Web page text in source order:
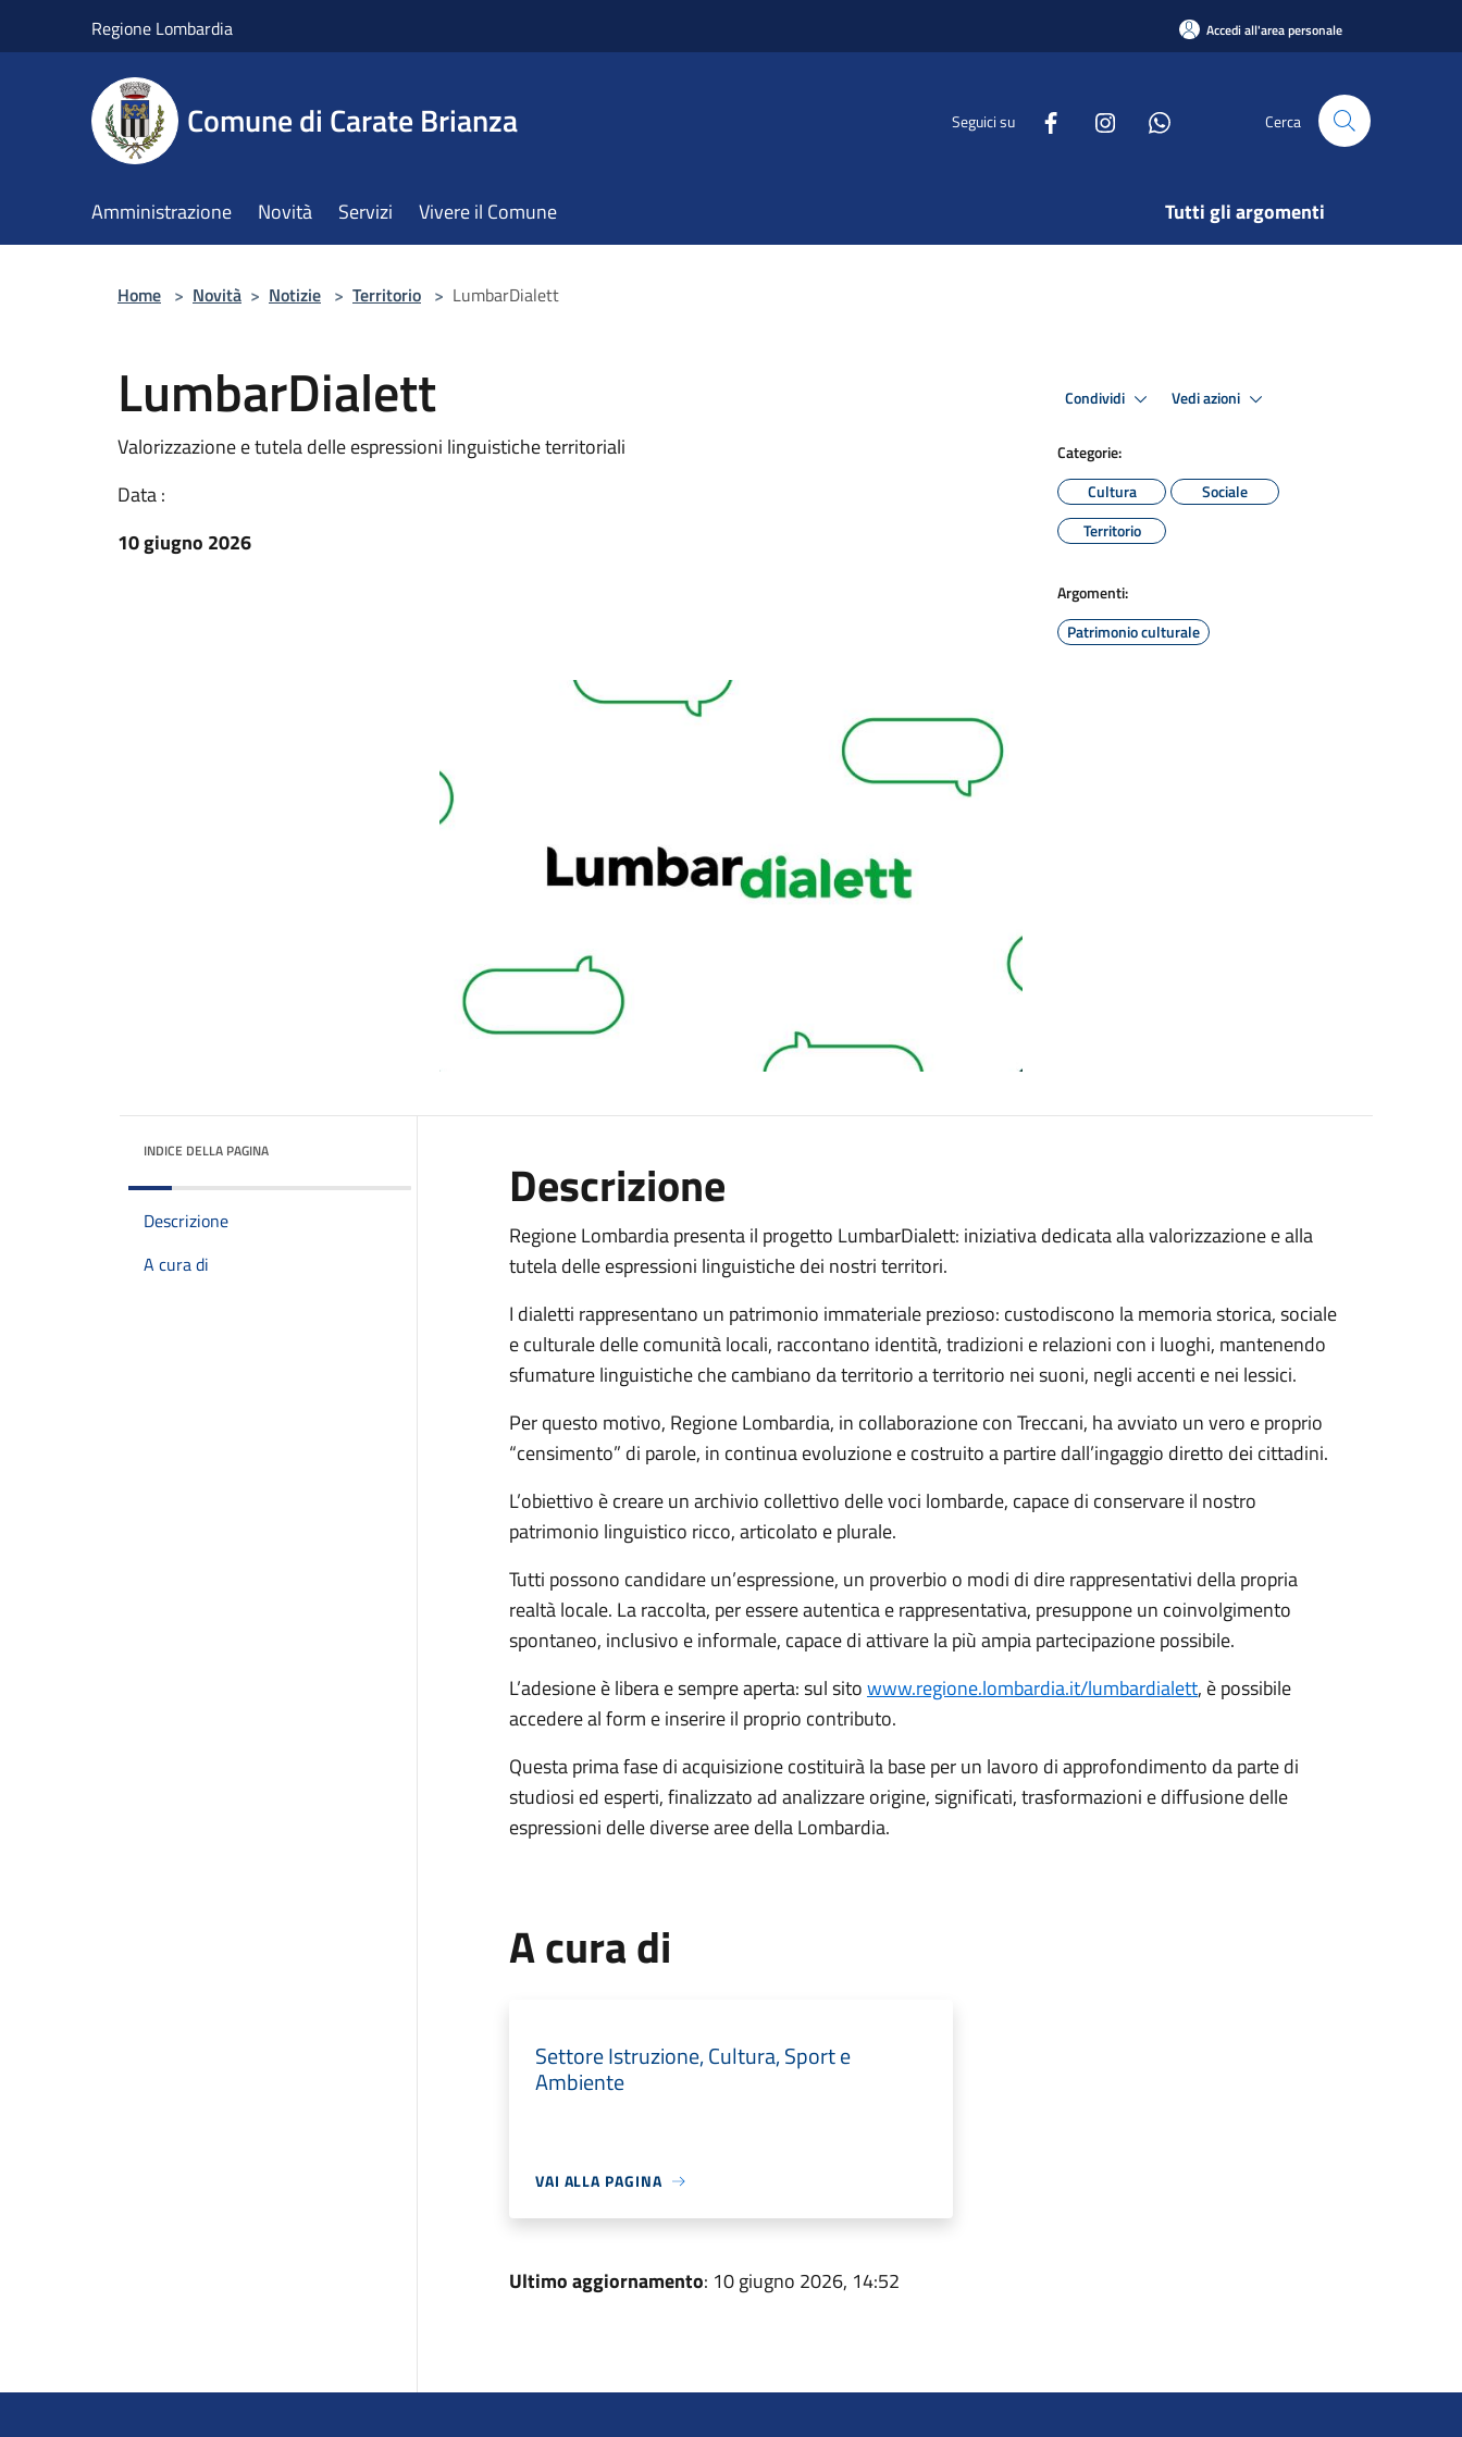
Regione Lombardia Accedi all'area personale
Comune di Carate Brianza Seguici su Cerca
Amministrazione Novità Servizi Vivere il Comune Tutti gli argomenti
Home > Novità > Notizie > Territorio > LumbarDialett
LumbarDialett
Valorizzazione e tutela delle espressioni linguistiche territoriali
Data :
10 giugno 2026
Condividi Vedi azioni
Categorie:
Cultura
Sociale
Territorio
Argomenti:
Patrimonio culturale
INDICE DELLA PAGINA
Descrizione
A cura di
Descrizione
Regione Lombardia presenta il progetto LumbarDialett: iniziativa dedicata alla valorizzazione e alla
tutela delle espressioni linguistiche dei nostri territori.
I dialetti rappresentano un patrimonio immateriale prezioso: custodiscono la memoria storica, sociale
e culturale delle comunità locali, raccontano identità, tradizioni e relazioni con i luoghi, mantenendo
sfumature linguistiche che cambiano da territorio a territorio nei suoni, negli accenti e nei lessici.
Per questo motivo, Regione Lombardia, in collaborazione con Treccani, ha avviato un vero e proprio
“censimento” di parole, in continua evoluzione e costruito a partire dall’ingaggio diretto dei cittadini.
L’obiettivo è creare un archivio collettivo delle voci lombarde, capace di conservare il nostro
patrimonio linguistico ricco, articolato e plurale.
Tutti possono candidare un’espressione, un proverbio o modi di dire rappresentativi della propria
realtà locale. La raccolta, per essere autentica e rappresentativa, presuppone un coinvolgimento
spontaneo, inclusivo e informale, capace di attivare la più ampia partecipazione possibile.
L’adesione è libera e sempre aperta: sul sitowww.regione.lombardia.it/lumbardialett, è possibile
accedere al form e inserire il proprio contributo.
Questa prima fase di acquisizione costituirà la base per un lavoro di approfondimento da parte di
studiosi ed esperti, finalizzato ad analizzare origine, significati, trasformazioni e diffusione delle
espressioni delle diverse aree della Lombardia.
A cura di
Settore Istruzione, Cultura, Sport e
Ambiente
VAI ALLA PAGINA
Ultimo aggiornamento: 10 giugno 2026, 14:52